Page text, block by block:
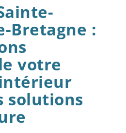
Bretagne :
votre
solutions